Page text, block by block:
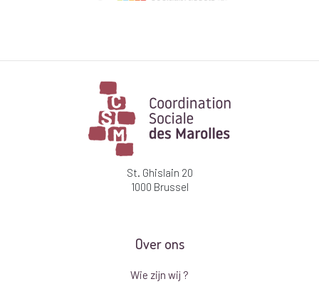
St. Ghislain 20
1000 Brussel
Over ons
Wie zijn wij ?